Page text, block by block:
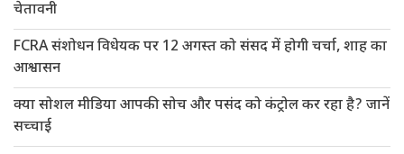
चेतावनी
FCRA संशोधन विधेयक पर 12 अगस्त को संसद में होगी चर्चा, शाह का
आश्वासन
क्या सोशल मीडिया आपकी सोच और पसंद को कंट्रोल कर रहा है? जानें
सच्चाई